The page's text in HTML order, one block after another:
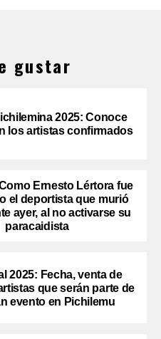
gustar
2025: Conoce
los artistas confirmados
Ernesto Lértora fue
el deportista que murió
ayer, al no activarse su
paracaidista
2025: Fecha, venta de
que serán parte de
evento en Pichilemu